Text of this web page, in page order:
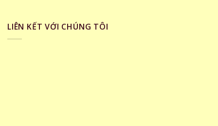
LIÊN KẾT VỚI CHÚNG TÔI